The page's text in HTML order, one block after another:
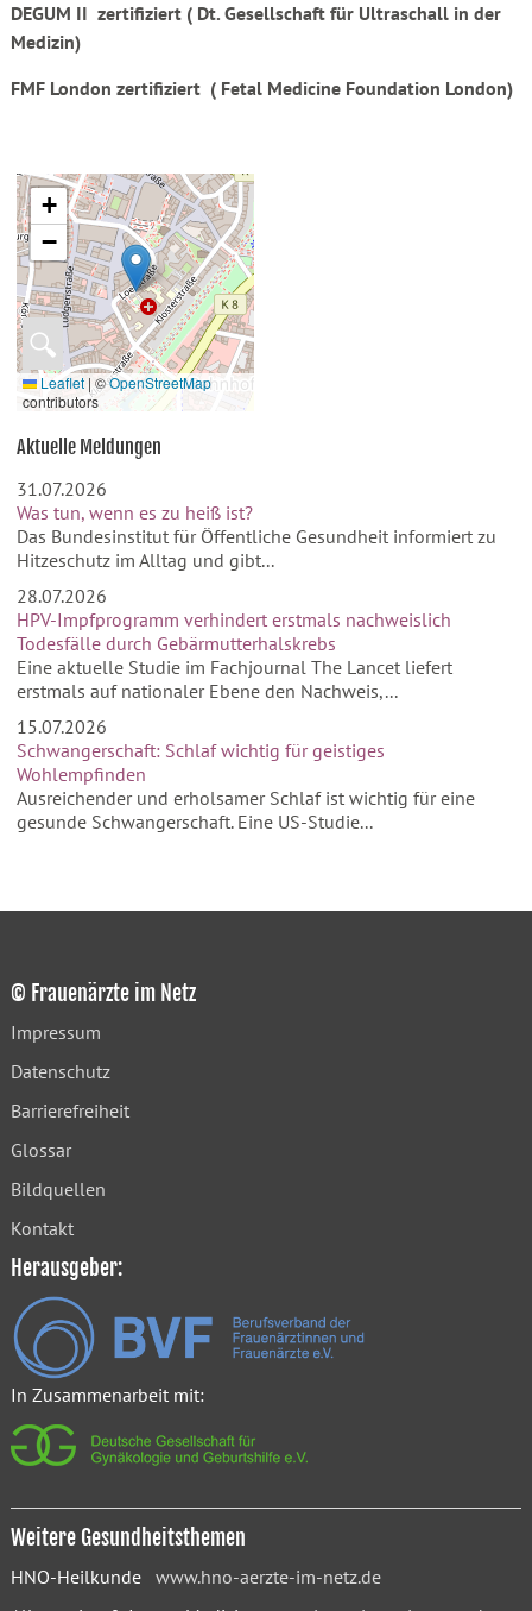
DEGUM II zertifiziert ( Dt. Gesellschaft für Ultraschall in der
Medizin)
FMF London zertifiziert ( Fetal Medicine Foundation London)
🔍
+
−
Leaflet | ©OpenStreetMap
contributors
Aktuelle Meldungen
31.07.2026
Was tun, wenn es zu heiß ist?
Das Bundesinstitut für Öffentliche Gesundheit informiert zu
Hitzeschutz im Alltag und gibt...
28.07.2026
HPV-Impfprogramm verhindert erstmals nachweislich
Todesfälle durch Gebärmutterhalskrebs
Eine aktuelle Studie im Fachjournal The Lancet liefert
erstmals auf nationaler Ebene den Nachweis,...
15.07.2026
Schwangerschaft: Schlaf wichtig für geistiges
Wohlempfinden
Ausreichender und erholsamer Schlaf ist wichtig für eine
gesunde Schwangerschaft. Eine US-Studie...
© Frauenärzte im Netz
Impressum
Datenschutz
Barrierefreiheit
Glossar
Bildquellen
Kontakt
Herausgeber:
In Zusammenarbeit mit:
Weitere Gesundheitsthemen
HNO-Heilkunde www.hno-aerzte-im-netz.de